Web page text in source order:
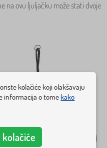
na ovu ljuljačku može stati dvoje
kolačiće koji olakšavaju
informacija o tomekako
kolačiće